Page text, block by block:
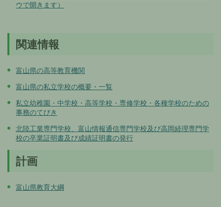
ウで開きます）
関連情報
富山県の高等教育機関
富山県の私立学校の概要・一覧
私立幼稚園・中学校・高等学校・専修学校・各種学校のための
事務のてびき
北陸工業専門学校、富山情報通信専門学校及び高岡経理専門学
校の卒業証明書及び成績証明書の発行
計画
富山県教育大綱